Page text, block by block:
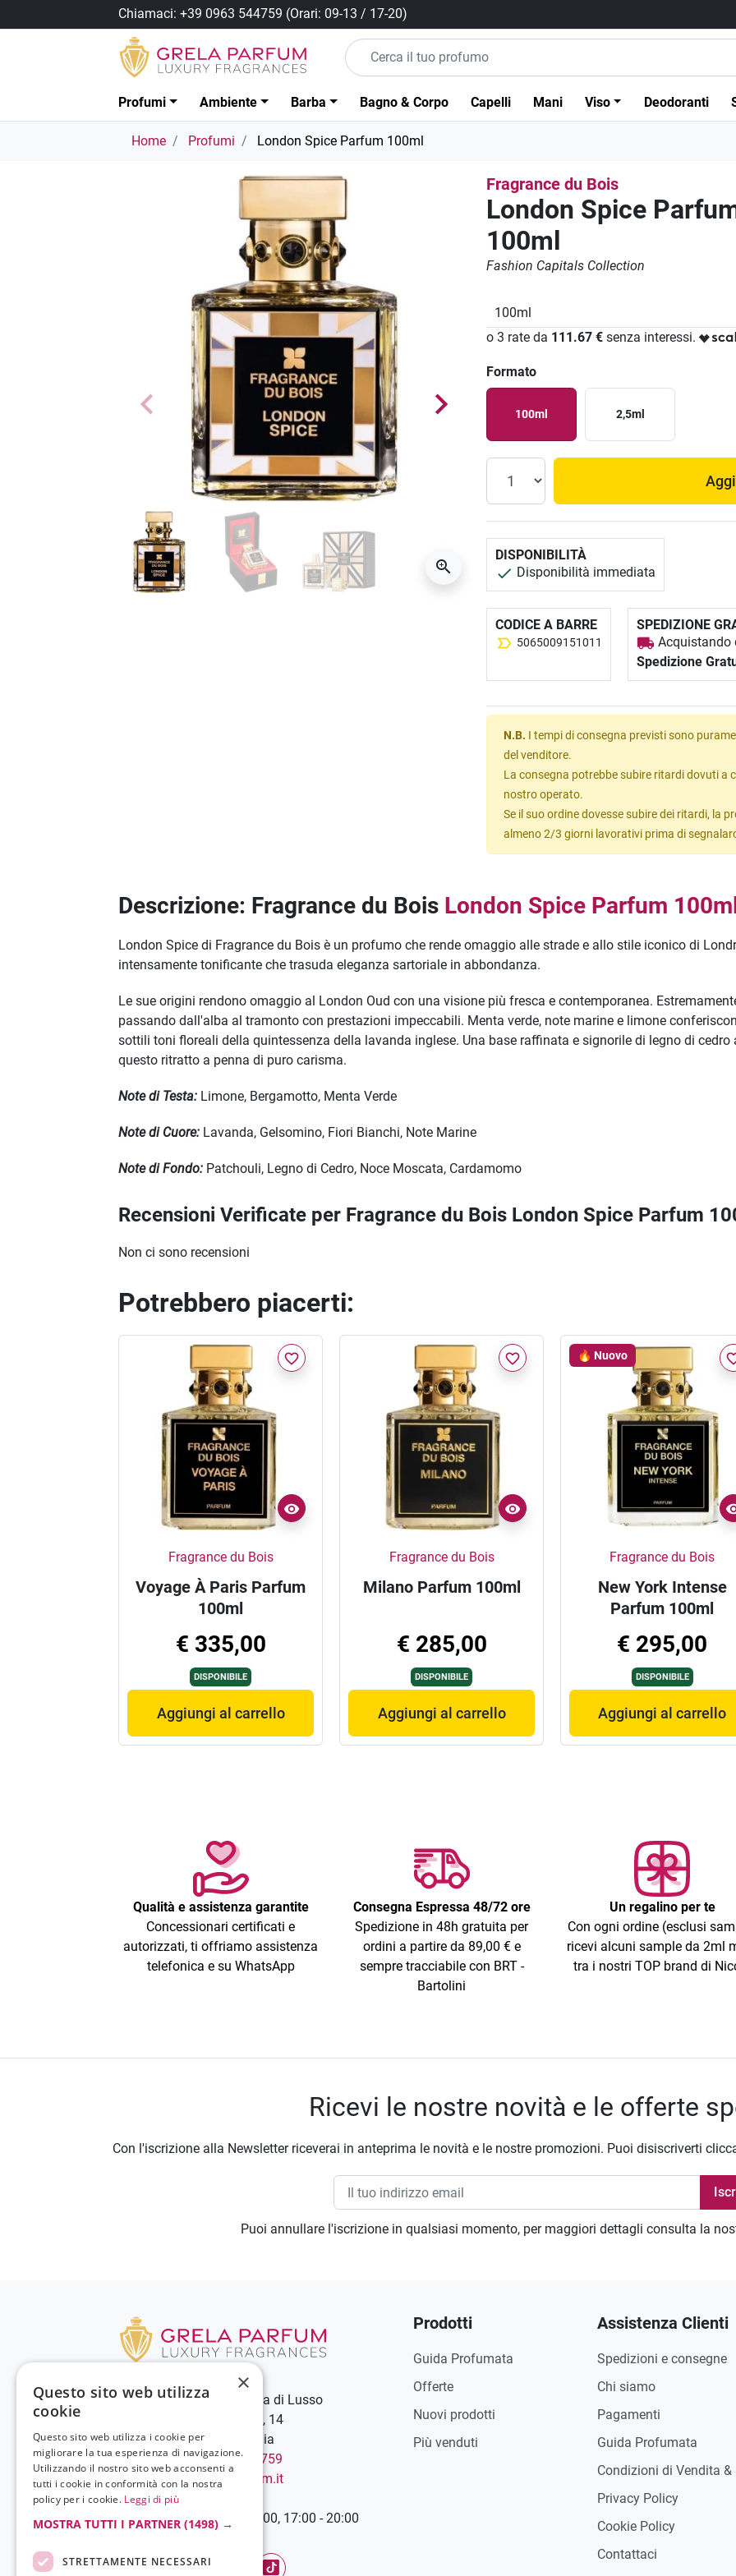
Chiamaci:+39 0963 544759 (Orari: 09-13 / 17-20)
Profumi Ambiente Barba Bagno & Corpo Capelli Mani Viso Deodoranti
Home Profumi London Spice Parfum 100ml
Fragrance du Bois
London Spice
100ml
Fashion Capitals Collection
100ml
o 3 rate da 111.67 € senza interessi.
Formato
100ml 2,5ml
DISPONIBILITÀ
Disponibilità immediata
CODICE A BARRE
5065009151011
SPEDIZIONE
Acquistando
Spedizione
N.B. I tempi di consegna previsti sono
del venditore.
La consegna potrebbe subire ritardi dovuti a
nostro operato.
Se il suo ordine dovesse subire dei ritardi, la
almeno 2/3 giorni lavorativi prima di
Descrizione: Fragrance du Bois London Spice Parfum 100ml
London Spice di Fragrance du Bois è un profumo che rende omaggio alle strade e allo stile iconico di
intensamente tonificante che trasuda eleganza sartoriale in abbondanza.
Le sue origini rendono omaggio al London Oud con una visione più fresca e contemporanea.
passando dall'alba al tramonto con prestazioni impeccabili. Menta verde, note marine e limone
sottili toni floreali della quintessenza della lavanda inglese. Una base raffinata e signorile di legno di
questo ritratto a penna di puro carisma.
Note di Testa: Limone, Bergamotto, Menta Verde
Note di Cuore: Lavanda, Gelsomino, Fiori Bianchi, Note Marine
Note di Fondo: Patchouli, Legno di Cedro, Noce Moscata, Cardamomo
Recensioni Verificate per Fragrance du Bois London Spice Parfum
Non ci sono recensioni
Potrebbero piacerti:
favorite_border
Fragrance du Bois
Voyage À Paris Parfum
100ml
€ 335,00
DISPONIBILE
Aggiungi al carrello
favorite_border
Fragrance du Bois
Milano Parfum 100ml
€ 285,00
DISPONIBILE
Aggiungi al carrello
🔥 Nuovo
Fragrance du Bois
New York Intense
Parfum 100ml
€ 295,00
DISPONIBILE
Aggiungi al carrello
Qualità e assistenza garantite
Concessionari certificati e
autorizzati, ti offriamo assistenza
telefonica e su WhatsApp
Consegna Espressa 48/72 ore
Spedizione in 48h gratuita per
ordini a partire da 89,00 € e
sempre tracciabile con BRT -
Bartolini
Un regalino per te
Con ogni ordine (esclusi
ricevi alcuni sample da 2ml
tra i nostri TOP brand di
Ricevi le nostre novità e le offerte
Con l'iscrizione alla Newsletter riceverai in anteprima le novità e le nostre promozioni. Puoi disiscriverti
Puoi annullare l'iscrizione in qualsiasi momento, per maggiori dettagli consulta la
Grela Parfum - Profumeria di Lusso
C.so Vittorio Emanuele III, 14
89900 Vibo Valentia - Italia
Chiamaci: +39 0963 544759
Scrivici:info@grelaparfum.it
Orari
Lunedì-Sabato: 9:00 - 13:00, 17:00 - 20:00
Prodotti
Guida Profumata
Offerte
Nuovi prodotti
Più venduti
Assistenza Clienti
Spedizioni e consegne
Chi siamo
Pagamenti
Guida Profumata
Condizioni di Vendita &
Privacy Policy
Cookie Policy
Contattaci
×
Questo sito web utilizza
cookie
Questo sito web utilizza i cookie per
migliorare la tua esperienza di navigazione.
Utilizzando il nostro sito web acconsenti a
tutti i cookie in conformità con la nostra
policy per i cookie. Leggi di più
MOSTRA TUTTI I PARTNER (1498) →
STRETTAMENTE NECESSARI